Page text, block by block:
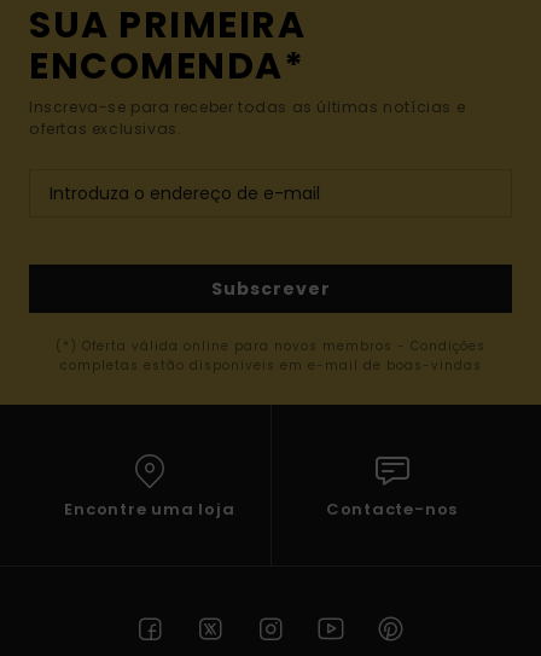
SUA PRIMEIRA
ENCOMENDA*
Inscreva-se para receber todas as últimas notícias e
ofertas exclusivas.
Subscrever
(*) Oferta válida online para novos membros - Condições
completas estão disponíveis em e-mail de boas-vindas
Encontre uma loja Contacte-nos